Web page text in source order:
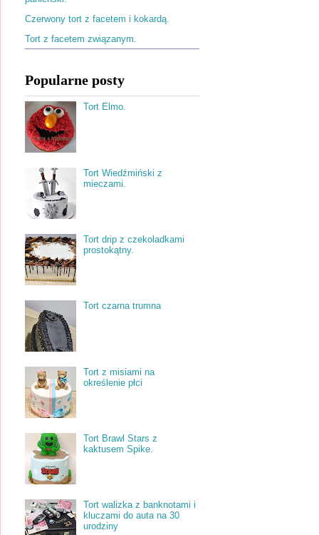
Czerwony tort z facetem i kokardą.
Tort z facetem związanym.
Popularne posty
Tort Elmo.
Tort Wiedźmiński z
mieczami.
Tort drip z czekoladkami
prostokątny.
Tort czarna trumna
Tort z misiami na
określenie płci
Tort Brawl Stars z
kaktusem Spike.
Tort walizka z banknotami i
kluczami do auta na 30
urodziny